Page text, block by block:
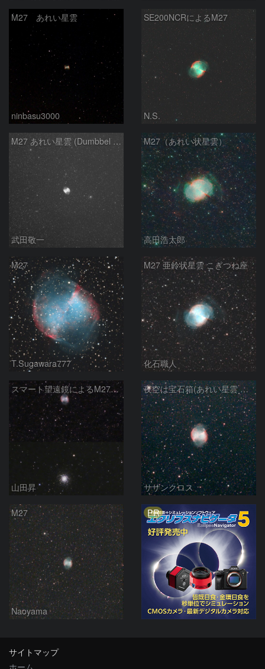
M27 あれい星雲
ninbasu3000
SE200NCRによるM27
N.S.
M27 あれい星雲 (Dumbbel Nebura/Apple Core Nebula)
武田敬一
M27（あれい状星雲）
高田浩太郎
M27
T.Sugawara777
M27 亜鈴状星雲 こぎつね座
化石職人
スマート望遠鏡によるM27とM13
山田昇
夜空は宝石箱(あれい星雲 M27) Seestar50
サザンクロス
M27
Naoyama
PR
サイトマップ